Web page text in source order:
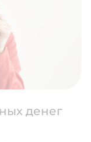
денег